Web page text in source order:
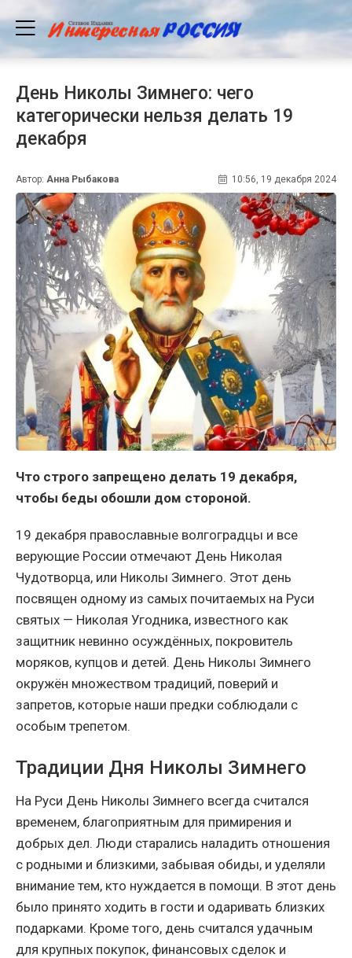
День Николы Зимнего: чего
категорически нельзя делать 19
декабря
Автор: Анна Рыбакова 10:56, 19 декабря 2024
Что строго запрещено делать 19 декабря,
чтобы беды обошли дом стороной.
19 декабря православные волгоградцы и все
верующие России отмечают День Николая
Чудотворца, или Николы Зимнего. Этот день
посвящен одному из самых почитаемых на Руси
святых — Николая Угодника, известного как
защитник невинно осуждённых, покровитель
моряков, купцов и детей. День Николы Зимнего
окружён множеством традиций, поверий и
запретов, которые наши предки соблюдали с
особым трепетом.
Традиции Дня Николы Зимнего
На Руси День Николы Зимнего всегда считался
временем, благоприятным для примирения и
добрых дел. Люди старались наладить отношения
с родными и близкими, забывая обиды, и уделяли
внимание тем, кто нуждается в помощи. В этот день
было принято ходить в гости и одаривать близких
подарками. Кроме того, день считался удачным
для крупных покупок, финансовых сделок и